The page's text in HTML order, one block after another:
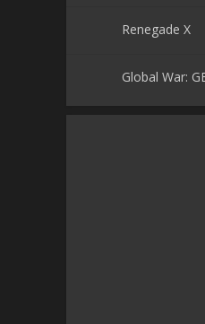
Renegade X
Global War: